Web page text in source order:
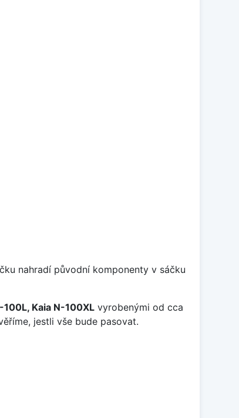
nahradí původní komponenty v sáčku
Kaia N-100XL vyrobenými od cca
jestli vše bude pasovat.